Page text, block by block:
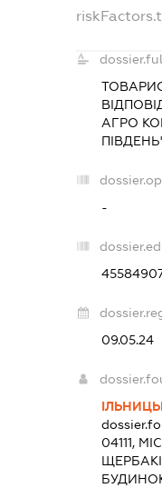
АГРО
-
09.05.24
04111,